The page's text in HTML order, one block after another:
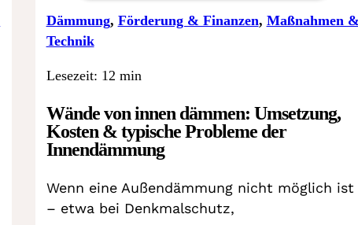
Dämmung, Förderung & Finanzen, Maßnahmen
Technik
Lesezeit: 12 min
Wände von innen dämmen: Umsetzung,
Kosten & typische Probleme der
Innendämmung
Wenn eine Außendämmung nicht möglich ist
– etwa bei Denkmalschutz,